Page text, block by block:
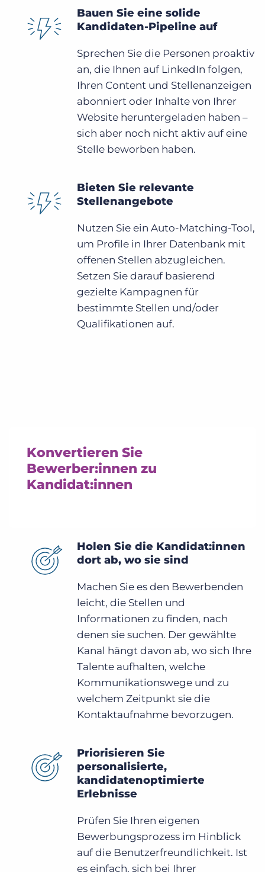
Bauen Sie eine solide
Kandidaten-Pipeline auf
Sprechen Sie die Personen proaktiv
an, die Ihnen auf LinkedIn folgen,
Ihren Content und Stellenanzeigen
abonniert oder Inhalte von Ihrer
Website heruntergeladen haben –
sich aber noch nicht aktiv auf eine
Stelle beworben haben.
Bieten Sie relevante
Stellenangebote
Nutzen Sie ein Auto-Matching-Tool,
um Profile in Ihrer Datenbank mit
offenen Stellen abzugleichen.
Setzen Sie darauf basierend
gezielte Kampagnen für
bestimmte Stellen und/oder
Qualifikationen auf.
Konvertieren Sie
Bewerber:innen zu
Kandidat:innen
Holen Sie die Kandidat:innen
dort ab, wo sie sind
Machen Sie es den Bewerbenden
leicht, die Stellen und
Informationen zu finden, nach
denen sie suchen. Der gewählte
Kanal hängt davon ab, wo sich Ihre
Talente aufhalten, welche
Kommunikationswege und zu
welchem Zeitpunkt sie die
Kontaktaufnahme bevorzugen.
Priorisieren Sie
personalisierte,
kandidatenoptimierte
Erlebnisse
Prüfen Sie Ihren eigenen
Bewerbungsprozess im Hinblick
auf die Benutzerfreundlichkeit. Ist
es einfach, sich bei Ihrer